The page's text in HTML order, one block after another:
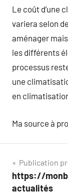
Le coût d’une
variera selon
aménager
les différents
processus
une
en
Ma source à
de
Publication
https://
actualités